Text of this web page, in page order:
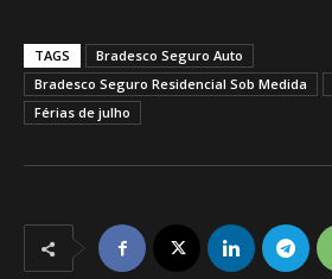
TAGS
Bradesco Seguro Auto
Bradesco Seguro Residencial Sob Medida
Férias de julho